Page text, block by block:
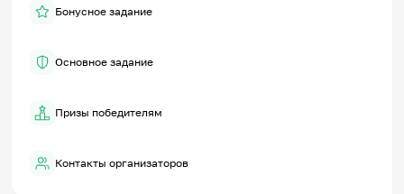
IT-урок
Незрячим
Бонусное задание
Основное задание
Призы победителям
Контакты организаторов